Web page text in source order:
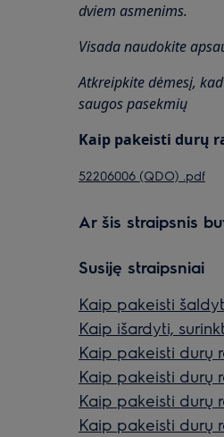
dviem asmenims.
Visada naudokite
Atkreipkite dėmesį,
saugos pasekmių
Kaip pakeisti durų
52206006 (QDO) .pdf
Ar šis straipsnis
Susiję straipsniai
Kaip pakeisti
Kaip išardyti,
Kaip pakeisti durų
Kaip pakeisti durų
Kaip pakeisti durų
Kaip pakeisti durų